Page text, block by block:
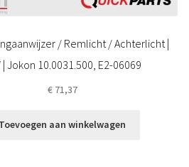
/ Remlicht / Achterlicht |
| Jokon 10.0031.500, E2-06069
€71,37
Toevoegen aan winkelwagen